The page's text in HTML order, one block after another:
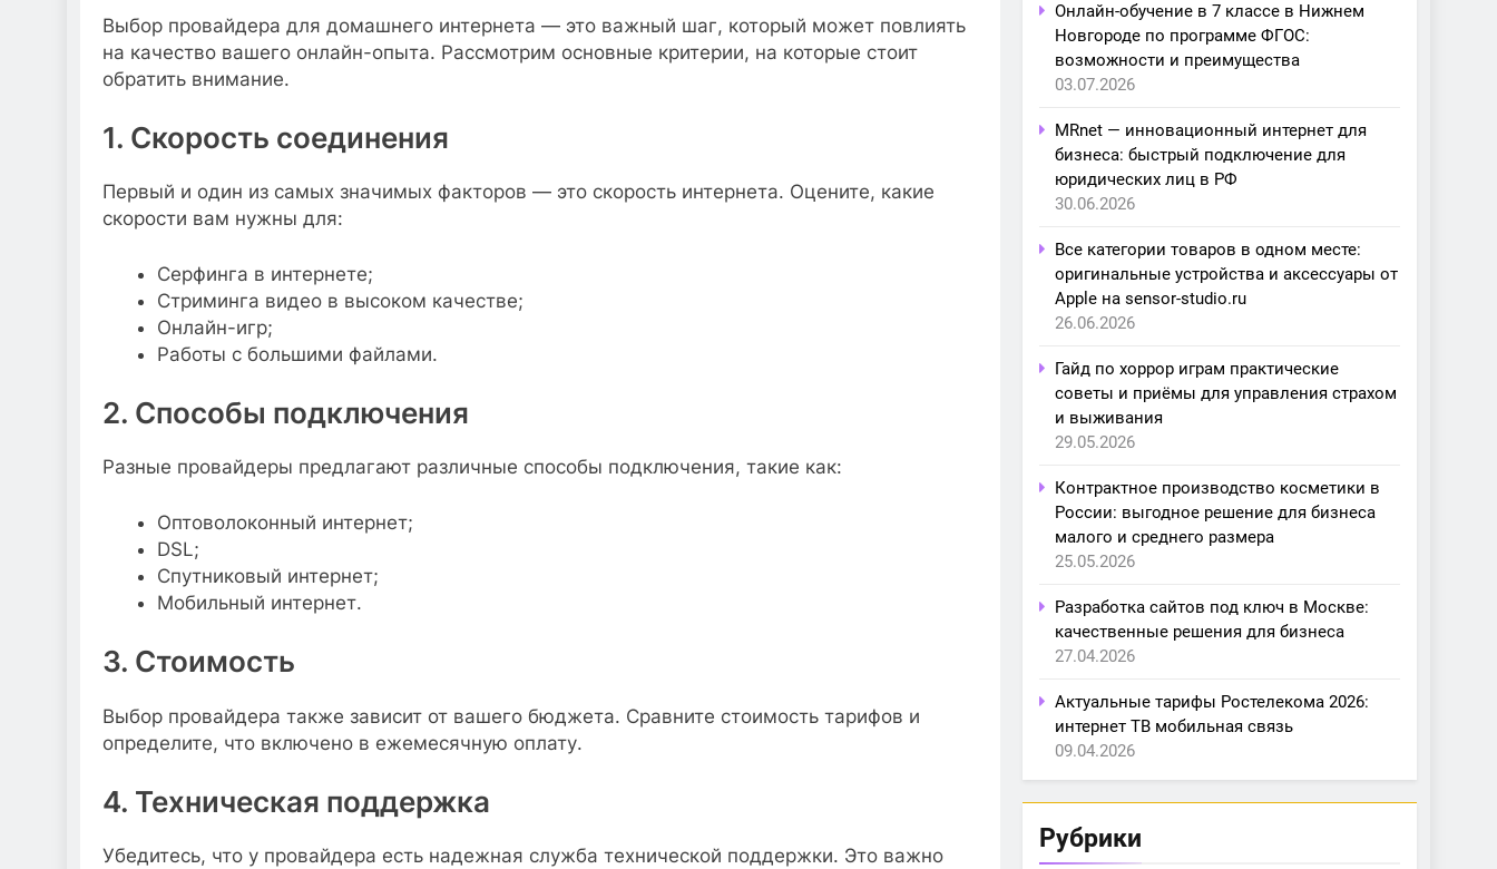
Выбор провайдера для домашнего интернета — это важный шаг, который может повлиять
на качество вашего онлайн-опыта. Рассмотрим основные критерии, на которые стоит
обратить внимание.
1. Скорость соединения
Первый и один из самых значимых факторов — это скорость интернета. Оцените, какие
скорости вам нужны для:
Серфинга в интернете;
Стриминга видео в высоком качестве;
Онлайн-игр;
Работы с большими файлами.
2. Способы подключения
Разные провайдеры предлагают различные способы подключения, такие как:
Оптоволоконный интернет;
DSL;
Спутниковый интернет;
Мобильный интернет.
3. Стоимость
Выбор провайдера также зависит от вашего бюджета. Сравните стоимость тарифов и
определите, что включено в ежемесячную оплату.
4. Техническая поддержка
Убедитесь, что у провайдера есть надежная служба технической поддержки. Это важно
Онлайн-обучение в 7 классе в Нижнем
Новгороде по программе ФГОС:
возможности и преимущества
03.07.2026
MRnet — инновационный интернет для
бизнеса: быстрый подключение для
юридических лиц в РФ
30.06.2026
Все категории товаров в одном месте:
оригинальные устройства и аксессуары от
Apple на sensor-studio.ru
26.06.2026
Гайд по хоррор играм практические
советы и приёмы для управления страхом
и выживания
29.05.2026
Контрактное производство косметики в
России: выгодное решение для бизнеса
малого и среднего размера
25.05.2026
Разработка сайтов под ключ в Москве:
качественные решения для бизнеса
27.04.2026
Актуальные тарифы Ростелекома 2026:
интернет ТВ мобильная связь
09.04.2026
Рубрики